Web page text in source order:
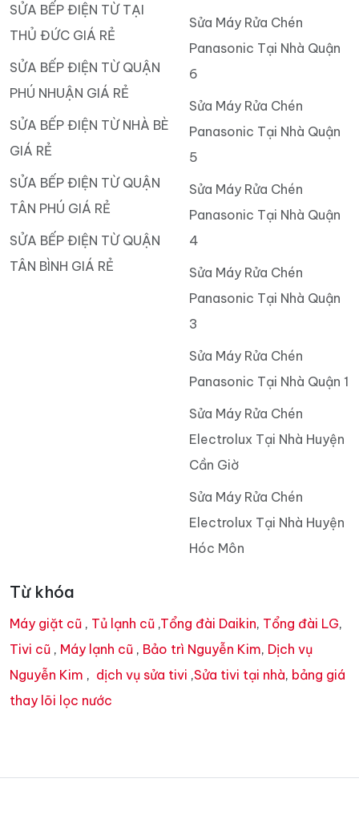
SỬA BẾP ĐIỆN TỪ TẠI
THỦ ĐỨC GIÁ RẺ
SỬA BẾP ĐIỆN TỪ QUẬN
PHÚ NHUẬN GIÁ RẺ
SỬA BẾP ĐIỆN TỪ NHÀ BÈ
GIÁ RẺ
SỬA BẾP ĐIỆN TỪ QUẬN
TÂN PHÚ GIÁ RẺ
SỬA BẾP ĐIỆN TỪ QUẬN
TÂN BÌNH GIÁ RẺ
Sửa Máy Rửa Chén
Panasonic Tại Nhà Quận
6
Sửa Máy Rửa Chén
Panasonic Tại Nhà Quận
5
Sửa Máy Rửa Chén
Panasonic Tại Nhà Quận
4
Sửa Máy Rửa Chén
Panasonic Tại Nhà Quận
3
Sửa Máy Rửa Chén
Panasonic Tại Nhà Quận 1
Sửa Máy Rửa Chén
Electrolux Tại Nhà Huyện
Cần Giờ
Sửa Máy Rửa Chén
Electrolux Tại Nhà Huyện
Hóc Môn
Từ khóa
Máy giặt cũ , Tủ lạnh cũ ,Tổng đài Daikin, Tổng đài LG,
Tivi cũ , Máy lạnh cũ , Bảo trì Nguyễn Kim, Dịch vụ
Nguyễn Kim , dịch vụ sửa tivi ,Sửa tivi tại nhà, bảng giá
thay lõi lọc nước